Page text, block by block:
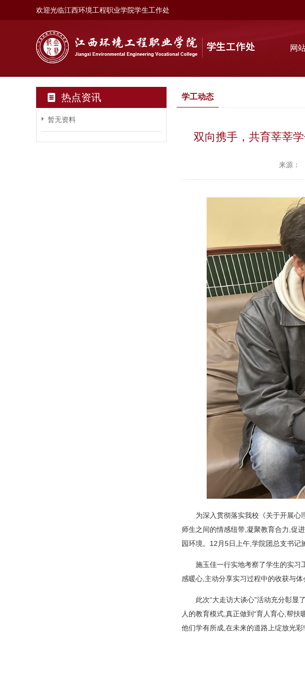
欢迎光临江西环境工程职业学院学生工作处
网
热点资讯
暂无资料
学工动态
双向携手，共育莘莘
来源：
为深入贯彻落实我校《关于开展心
师生之间的情感纽带,凝聚教育合力,促
园环境。12月5日上午,学院团总支书记
施玉佳一行实地考察了学生的实习
感暖心,主动分享实习过程中的收获与体
此次“大走访大谈心”活动充分彰显
人的教育模式,真正做到“育人育心,帮
他们学有所成,在未来的道路上绽放光彩!